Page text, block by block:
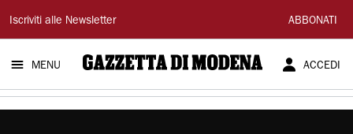
Gazzetta
di
Modena
Iscriviti alle Newsletter ABBONATI
MENU ACCEDI